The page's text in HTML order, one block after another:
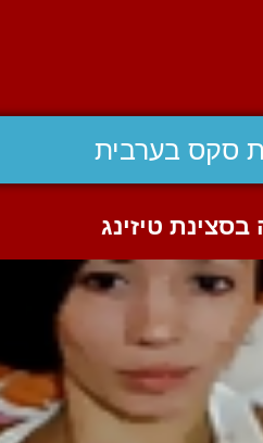
סקס בערבית
טיזינג